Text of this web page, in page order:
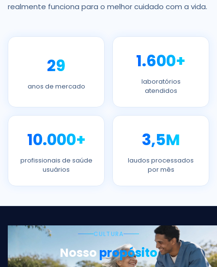
realmente funciona para o melhor cuidado com a vida.
29
anos de mercado
1.600+
laboratórios
atendidos
10.000+
profissionais de saúde
usuários
3,5M
laudos processados
por mês
CULTURA
Nosso propósito